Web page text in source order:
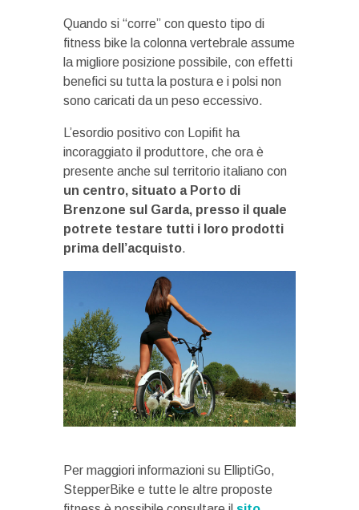
Quando si “corre” con questo tipo di
fitness bike la colonna vertebrale assume
la migliore posizione possibile, con effetti
benefici su tutta la postura e i polsi non
sono caricati da un peso eccessivo.
L’esordio positivo con Lopifit ha
incoraggiato il produttore, che ora è
presente anche sul territorio italiano con
un centro, situato a Porto di
Brenzone sul Garda, presso il quale
potrete testare tutti i loro prodotti
prima dell’acquisto.
Per maggiori informazioni su ElliptiGo,
StepperBike e tutte le altre proposte